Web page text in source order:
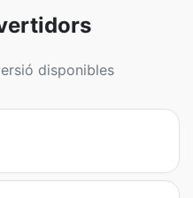
disponibles